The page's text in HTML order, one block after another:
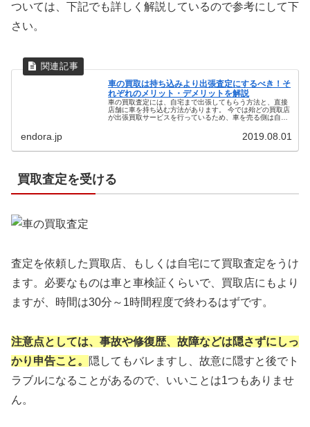
ついては、下記でも詳しく解説しているので参考にして下
さい。
車の買取は持ち込みより出張査定にするべき！そ
れぞれのメリット・デメリットを解説
車の買取査定には、自宅まで出張してもらう方法と、直接
店舗に車を持ち込む方法があります。 今では殆どの買取店
が出張買取サービスを行っているため、車を売る側は自由
endora.jp 2019.08.01
買取査定を受ける
査定を依頼した買取店、もしくは自宅にて買取査定をうけ
ます。必要なものは車と車検証くらいで、買取店にもより
ますが、時間は30分～1時間程度で終わるはずです。
注意点としては、事故や修復歴、故障などは隠さずにしっ
かり申告こと。
隠してもバレますし、故意に隠すと後でト
ラブルになることがあるので、いいことは1つもありませ
ん。